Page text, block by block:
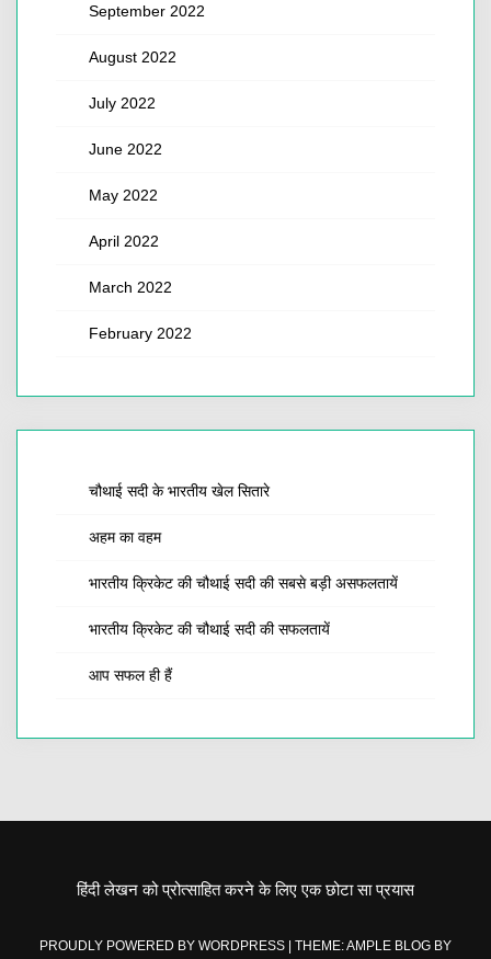
September 2022
August 2022
July 2022
June 2022
May 2022
April 2022
March 2022
February 2022
चौथाई सदी के भारतीय खेल सितारे
अहम का वहम
भारतीय क्रिकेट की चौथाई सदी की सबसे बड़ी असफलतायें
भारतीय क्रिकेट की चौथाई सदी की सफलतायें
आप सफल ही हैं
हिंदी लेखन को प्रोत्साहित करने के लिए एक छोटा सा प्रयास
PROUDLY POWERED BY WORDPRESS
THEME: AMPLE BLOG BY